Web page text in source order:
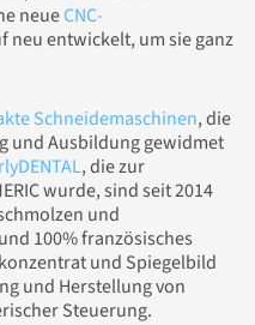
neueCNC-
neu entwickelt, um sie ganz
Schneidemaschinen, die
und Ausbildung gewidmet
, die zur
wurde, sind seit 2014
und
100% französisches
und Spiegelbild
und Herstellung von
Steuerung.